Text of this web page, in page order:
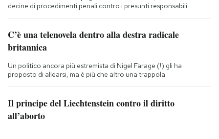
decine di procedimenti penali contro i presunti responsabili
C’è una telenovela dentro alla destra radicale
britannica
Un politico ancora più estremista di Nigel Farage (!) gli ha
proposto di allearsi, ma è più che altro una trappola
Il principe del Liechtenstein contro il diritto
all’aborto